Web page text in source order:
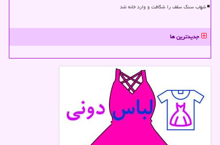
شهاب سنگ سقف را شکافت و وارد خانه شد
جدیدترین ها